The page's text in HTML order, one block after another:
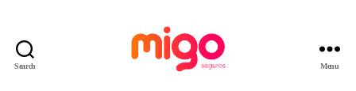
Search Menu